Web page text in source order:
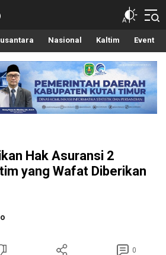
Nasional Kaltim Event
Hak Asuransi 2
yang Wafat Diberikan
0